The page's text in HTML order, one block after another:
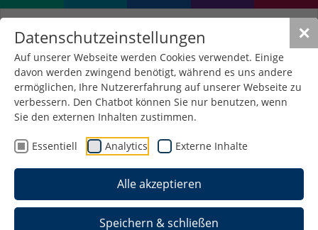
✕
Datenschutzeinstellungen
Auf unserer Webseite werden Cookies verwendet. Einige
davon werden zwingend benötigt, während es uns andere
ermöglichen, Ihre Nutzererfahrung auf unserer Webseite zu
verbessern. Den Chatbot können Sie nur benutzen, wenn
Sie den externen Inhalten zustimmen.
Essentiell Analytics Externe Inhalte
Alle akzeptieren
Speichern & schließen
Presse
und Entwicklungen an der Hochschule. Für
schreiben Pressemitteilungen, machen Fotos,
beantworten Anfragen, vermitteln
Ansprechpartner in der Hochschule und stellen